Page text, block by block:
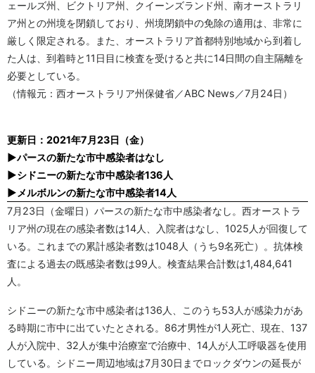
ェールズ州、ビクトリア州、クイーンズランド州、南オーストラリ
ア州との州境を閉鎖しており、州境閉鎖中の免除の適用は、非常に
厳しく限定される。また、オーストラリア首都特別地域から到着し
た人は、到着時と11日目に検査を受けると共に14日間の自主隔離を
必要としている。
（情報元：西オーストラリア州保健省／ABC News／7月24日）
更新日：2021年7月23日（金）
▶パースの新たな市中感染者はなし
▶シドニーの新たな市中感染者136人
▶メルボルンの新たな市中感染者14人
7月23日（金曜日）パースの新たな市中感染者なし。西オーストラ
リア州の現在の感染者数は14人、入院者はなし、1025人が回復して
いる。これまでの累計感染者数は1048人（うち9名死亡）。抗体検
査による過去の既感染者数は99人。検査結果合計数は1,484,641
人。
シドニーの新たな市中感染者は136人、このうち53人が感染力があ
る時期に市中に出ていたとされる。86才男性が1人死亡、現在、137
人が入院中、32人が集中治療室で治療中、14人が人工呼吸器を使用
している。シドニー周辺地域は7月30日までロックダウンの延長が